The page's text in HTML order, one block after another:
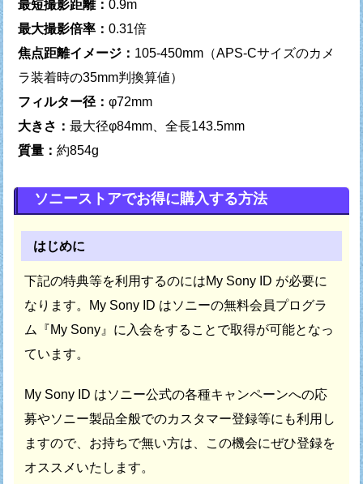
最短撮影距離： 0.9m
最大撮影倍率： 0.31倍
焦点距離イメージ： 105-450mm（APS-Cサイズのカメ
ラ装着時の35mm判換算値）
フィルター径： φ72mm
大きさ： 最大径φ84mm、全長143.5mm
質量： 約854g
ソニーストアでお得に購入する方法
はじめに
下記の特典等を利用するのにはMy Sony ID が必要に
なります。
My Sony ID はソニーの無料会員プログラ
ム『My Sony』に 入会をすることで取得が可能となっ
ています。
My Sony ID はソニー公式の各種キャンペーンへの応
募やソニー製品全般でのカスタマー登録等にも利用し
ますので、 お持ちで無い方は、この機会にぜひ登録を
オススメいたします。